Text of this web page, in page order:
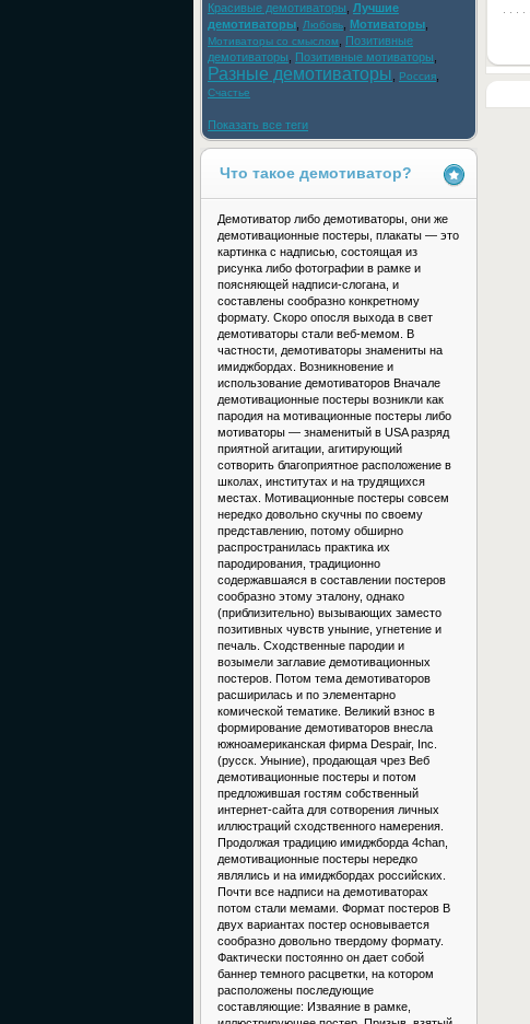
Красивые демотиваторы Лучшие
демотиваторы
Любовь Мотиваторы
Мотиваторы со смыслом
Позитивные
демотиваторы
Позитивные мотиваторы
Разные демотиваторы Россия
Счастье
Показать все теги
Что такое демотиватор?
Демотиватор либо демотиваторы, они же
демотивационные постеры, плакаты — это
картинка с надписью, состоящая из
рисунка либо фотографии в рамке и
поясняющей надписи-слогана, и
составлены сообразно конкретному
формату. Скоро опосля выхода в свет
демотиваторы стали веб-мемом. В
частности, демотиваторы знамениты на
имиджбордах. Возникновение и
использование демотиваторов Вначале
демотивационные постеры возникли как
пародия на мотивационные постеры либо
мотиваторы — знаменитый в USA разряд
приятной агитации, агитирующий
сотворить благоприятное расположение в
школах, институтах и на трудящихся
местах. Мотивационные постеры совсем
нередко довольно скучны по своему
представлению, потому обширно
распространилась практика их
пародирования, традиционно
содержавшаяся в составлении постеров
сообразно этому эталону, однако
(приблизительно) вызывающих заместо
позитивных чувств уныние, угнетение и
печаль. Сходственные пародии и
возымели заглавие демотивационных
постеров. Потом тема демотиваторов
расширилась и по элементарно
комической тематике. Великий взнос в
формирование демотиваторов внесла
южноамериканская фирма Despair, Inc.
(русск. Уныние), продающая чрез Веб
демотивационные постеры и потом
предложившая гостям собственный
интернет-сайта для сотворения личных
иллюстраций сходственного намерения.
Продолжая традицию имиджборда 4chan,
демотивационные постеры нередко
являлись и на имиджбордах российских.
Почти все надписи на демотиваторах
потом стали мемами. Формат постеров В
двух вариантах постер основывается
сообразно довольно твердому формату.
Фактически постоянно он дает собой
баннер темного расцветки, на котором
расположены последующие
составляющие: Изваяние в рамке,